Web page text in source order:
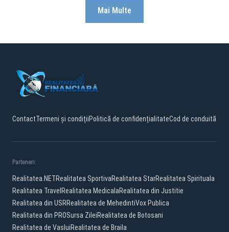
Mai Multe
ContactTermeni și condițiiPolitică de confidențialitateCod de conduită
Parteneri:
Realitatea.NETRealitatea SportivaRealitatea StarRealitatea Spirituala
Realitatea TravelRealitatea MedicalaRealitatea din Justitie
Realitatea din USRRealitatea de MehedintiVox Publica
Realitatea din PROSursa ZileiRealitatea de Botosani
Realitatea de VasluiRealitatea de Braila